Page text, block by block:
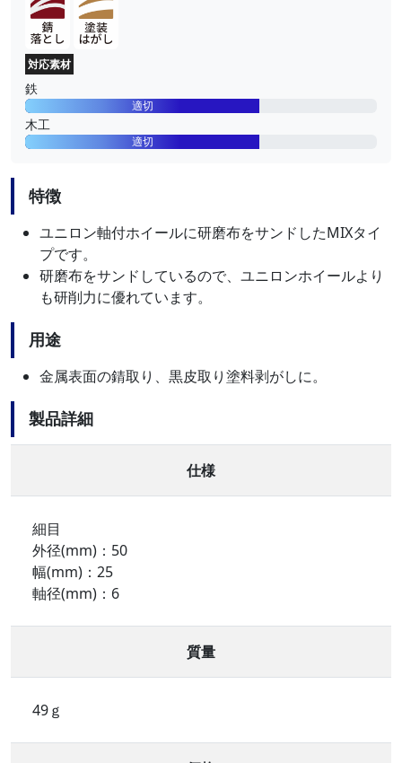
対応素材
鉄
適切
木工
適切
特徴
ユニロン軸付ホイールに研磨布をサンドしたMIXタイ
プです。
研磨布をサンドしているので、ユニロンホイールより
も研削力に優れています。
用途
金属表面の錆取り、黒皮取り塗料剥がしに。
製品詳細
仕様
細目
外径(mm)：50
幅(mm)：25
軸径(mm)：6
質量
49ｇ